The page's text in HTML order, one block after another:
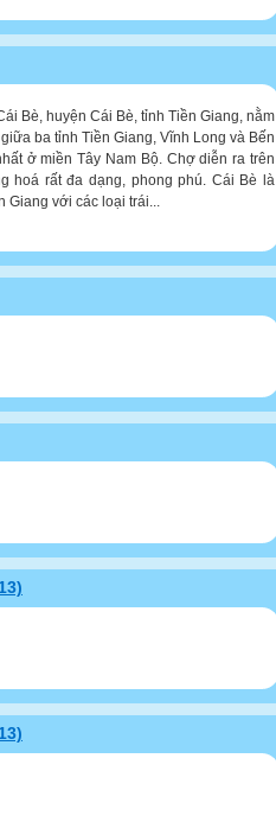
Bè, huyện Cái Bè, tỉnh Tiền Giang, nằm
ba tỉnh Tiền Giang, Vĩnh Long và Bến
ở miền Tây Nam Bộ. Chợ diễn ra trên
hoá rất đa dạng, phong phú. Cái Bè là
Giang với các loại trái...